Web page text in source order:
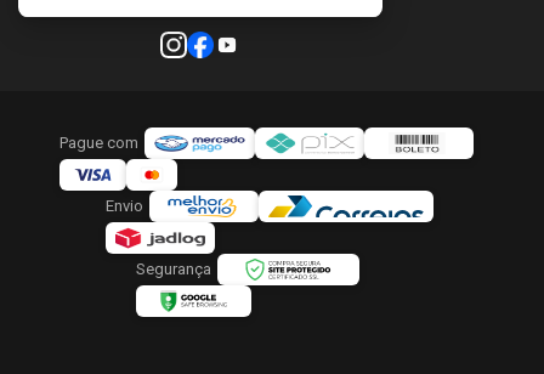
Pague com
Envio
Segurança